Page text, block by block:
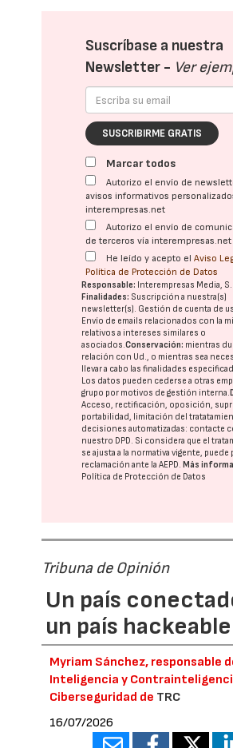
Suscríbase a nuestra
Newsletter - Ver
SUSCRIBIRME GRATIS
Marcar todos
Autorizo el envío de
avisos informativos
interempresas.net
Autorizo el envío de
de terceros vía interempresas.net
He leído y acepto elAviso
Política de Protección de Datos
Responsable: Interempresas Media,
Finalidades: Suscripción a nuestra(s)
newsletter(s). Gestión de cuenta de
Envío de emails relacionados con la
relativos a intereses similares o
asociados.Conservación: mientras
relación con Ud., o mientras sea
llevar a cabo las finalidades
Los datos pueden cederse a otras
grupo por motivos de gestión interna.
Acceso, rectificación, oposición,
portabilidad, limitación del
decisiones automatizadas: contacte
nuestro DPD. Si considera que el
se ajusta a la normativa vigente, puede
reclamación ante laAEPD. Más
Política de Protección de Datos
Tribuna de Opinión
Un país
un país hackeable
Myriam Sánchez, responsable
Inteligencia y
Ciberseguridad de TRC
16/07/2026